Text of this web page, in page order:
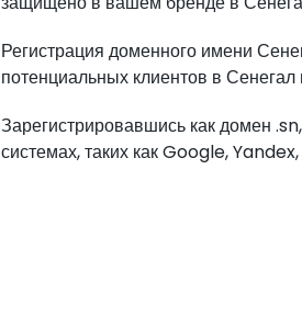
Регистрация доменного имени
потенциальных клиентов в Сенегал
Зарегистрировавшись как домен
системах, таких как Google,